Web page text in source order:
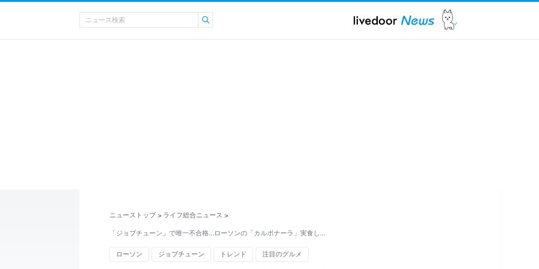
ニューストップ > ライフ総合ニュース >
「ジョブチューン」で唯一不合格…ローソンの「カルボナーラ」実食し…
ローソン ジョブチューン トレンド 注目のグルメ